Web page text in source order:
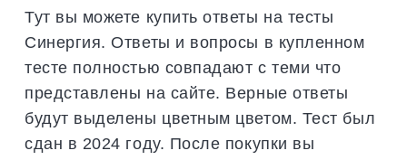
ответы
Тут вы можете купить ответы на тесты
Синергия. Ответы и вопросы в купленном
тесте полностью совпадают с теми что
представлены на сайте. Верные ответы
будут выделены цветным цветом. Тест был
сдан в 2024 году. После покупки вы